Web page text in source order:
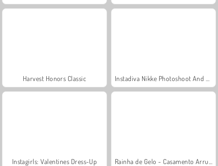
Harvest Honors Classic
Instagirls: Valentines Dress-Up